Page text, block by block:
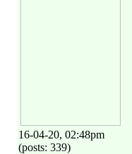
16-04-20, 02:48pm
(posts: 339)